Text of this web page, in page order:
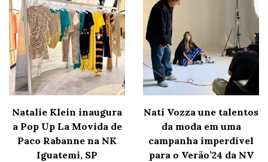
Natalie Klein inaugura
a Pop Up La Movida de
Paco Rabanne na NK
Iguatemi, SP
Nati Vozza une talentos
da moda em uma
campanha imperdível
para o Verão’24 da NV